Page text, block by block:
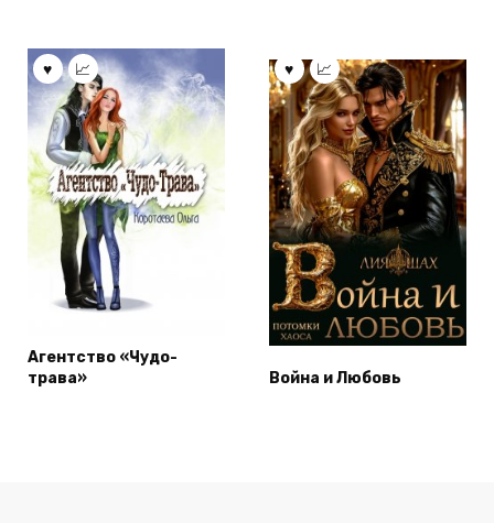
Агентство «Чудо-
трава»
Война и Любовь